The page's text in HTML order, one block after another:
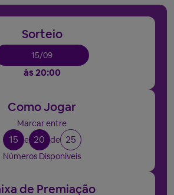
Sorteio
15/09
às 20:00
Como Jogar
Marcar entre
15 e 20 de 25
Números Disponíveis
de Premiação